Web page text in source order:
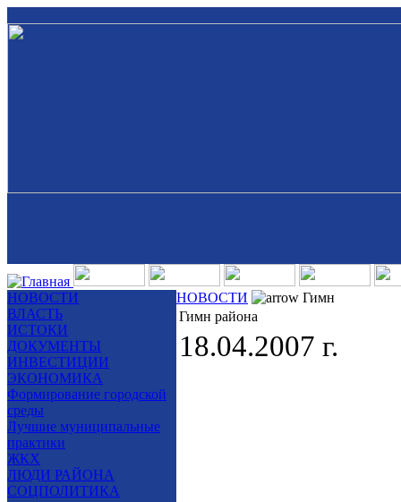
НОВОСТИ
ВЛАСТЬ
ИСТОКИ
ДОКУМЕНТЫ
ИНВЕСТИЦИИ
ЭКОНОМИКА
Формирование городской
среды
Лучшие муниципальные
практики
ЖКХ
ЛЮДИ РАЙОНА
СОЦПОЛИТИКА
НОВОСТИ
Гимн
Гимн района
18.04.2007 г.